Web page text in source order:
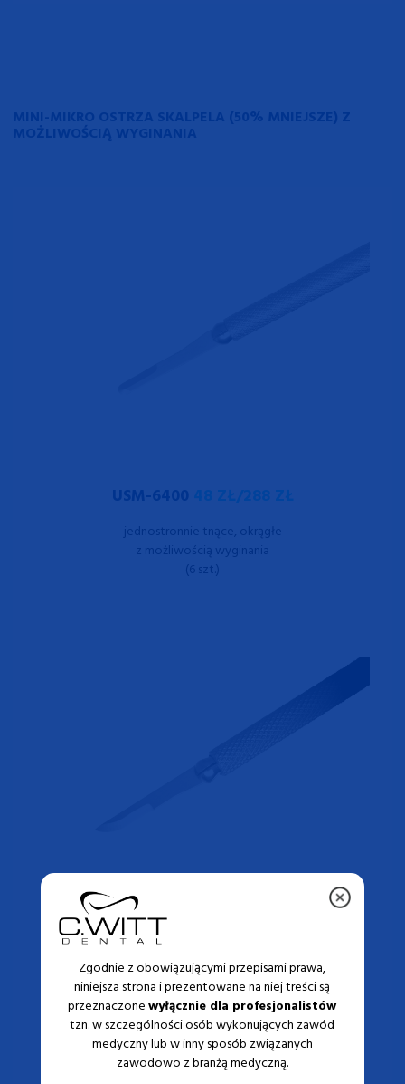
MINI-MIKRO OSTRZA SKALPELA (50% MNIEJSZE) Z
MOŻLIWOŚCIĄ WYGINANIA
USM-6400 48 ZŁ/288 ZŁ
jednostronnie tnące, okrągłe
z możliwością wyginania
(6 szt.)
USM-6700
jednostronnie tnące, ostre
z możliwością wyginania
(6 szt.)
Zgodnie z obowiązującymi przepisami prawa,
niniejsza strona i prezentowane na niej treści są
przeznaczonewyłącznie dla profesjonalistów
tzn. w szczególności osób wykonujących zawód
medyczny lub w inny sposób związanych
zawodowo z branżą medyczną.